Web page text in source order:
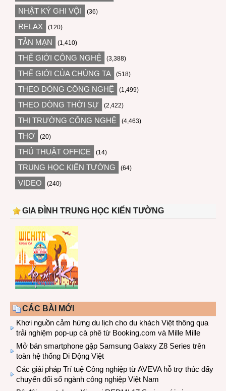
NHẬT KÝ GHI VỘI (36)
RELAX (120)
TẢN MẠN (1,410)
THẾ GIỚI CÔNG NGHỆ (3,388)
THẾ GIỚI CỦA CHÚNG TA (518)
THEO DÒNG CÔNG NGHỆ (1,499)
THEO DÒNG THỜI SỰ (2,422)
THỊ TRƯỜNG CÔNG NGHỆ (4,463)
THƠ (20)
THỦ THUẬT OFFICE (14)
TRUNG HỌC KIẾN TƯỜNG (64)
VIDEO (240)
GIA ĐÌNH TRUNG HỌC KIẾN TƯỜNG
CÁC BÀI MỚI
Khơi nguồn cảm hứng du lịch cho du khách Việt thông qua
trải nghiệm pop-up cà phê từ Booking.com và Mille Mille
Mở bán smartphone gập Samsung Galaxy Z8 Series trên
toàn hệ thống Di Động Việt
Các giải pháp Trí tuệ Công nghiệp từ AVEVA hỗ trợ thúc đẩy
chuyển đổi số ngành công nghiệp Việt Nam